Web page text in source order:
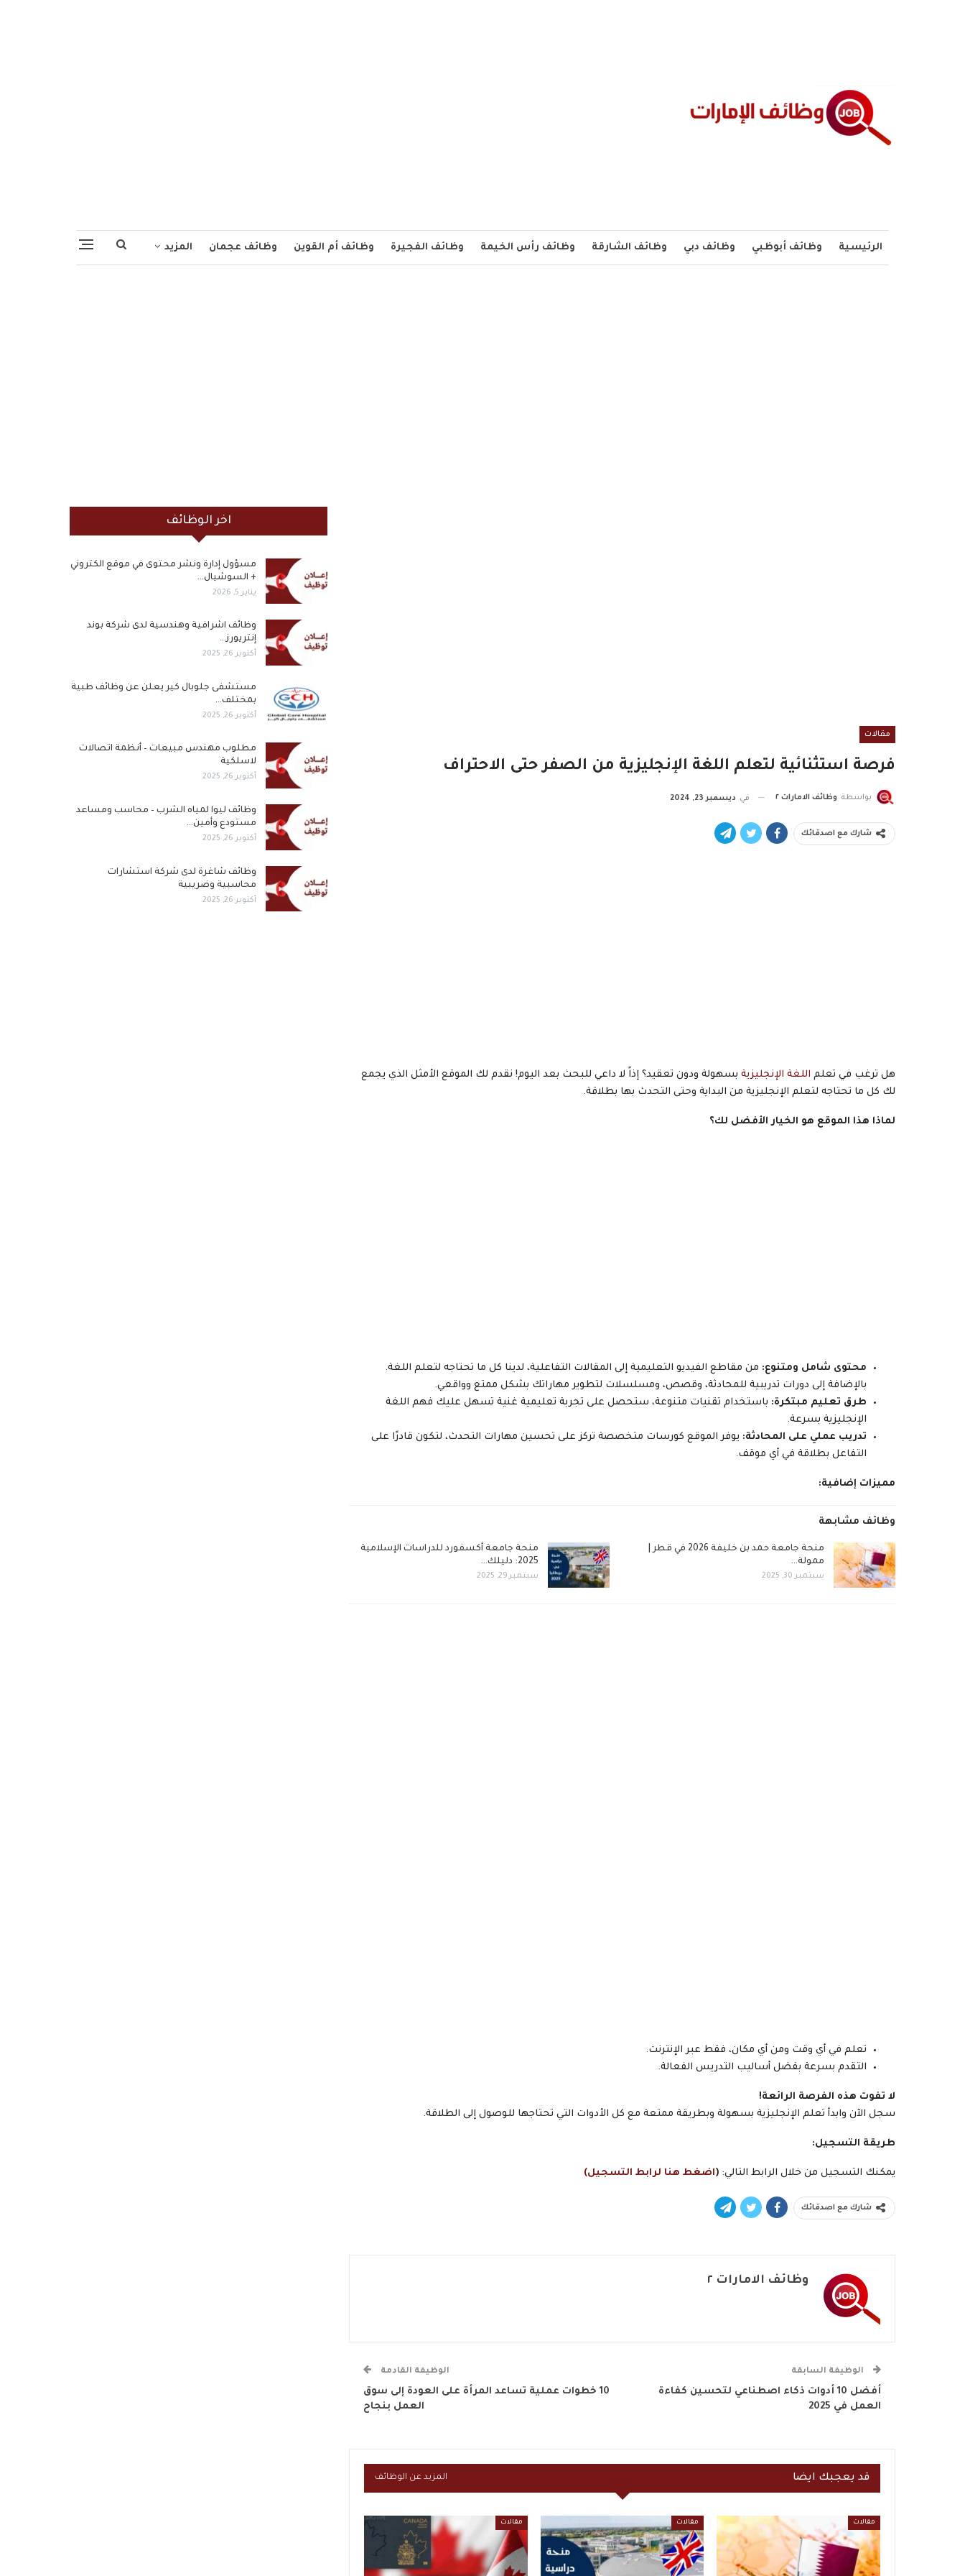
الرئيسية وظائف أبوظبي وظائف دبي وظائف الشارقة وظائف رأس الخيمة وظائف الفجيرة وظائف أم القوين وظائف عجمان المزيد
مقالات
فرصة استثنائية لتعلم اللغة الإنجليزية من الصفر حتى الاحتراف
بواسطة وظائف الامارات ٢ في ديسمبر 23, 2024
شارك مع اصدقائك
هل ترغب في تعلم اللغة الإنجليزية بسهولة ودون تعقيد؟ إذاً لا داعي للبحث بعد اليوم! نقدم لك الموقع الأمثل الذي يجمع
لك كل ما تحتاجه لتعلم الإنجليزية من البداية وحتى التحدث بها بطلاقة.
لماذا هذا الموقع هو الخيار الأفضل لك؟
محتوى شامل ومتنوع: من مقاطع الفيديو التعليمية إلى المقالات التفاعلية، لدينا كل ما تحتاجه لتعلم اللغة.
بالإضافة إلى دورات تدريبية للمحادثة، وقصص، ومسلسلات لتطوير مهاراتك بشكل ممتع وواقعي.
طرق تعليم مبتكرة: باستخدام تقنيات متنوعة، ستحصل على تجربة تعليمية غنية تسهل عليك فهم اللغة
الإنجليزية بسرعة.
تدريب عملي على المحادثة: يوفر الموقع كورسات متخصصة تركز على تحسين مهارات التحدث، لتكون قادرًا على
التفاعل بطلاقة في أي موقف.
مميزات إضافية:
وظائف مشابهة
منحة جامعة حمد بن خليفة 2026 في قطر |
ممولة…
سبتمبر 30, 2025
منحة جامعة أكسفورد للدراسات الإسلامية
2025: دليلك…
سبتمبر 29, 2025
تعلم في أي وقت ومن أي مكان، فقط عبر الإنترنت.
التقدم بسرعة بفضل أساليب التدريس الفعالة.
لا تفوت هذه الفرصة الرائعة!
سجل الآن وابدأ تعلم الإنجليزية بسهولة وبطريقة ممتعة مع كل الأدوات التي تحتاجها للوصول إلى الطلاقة.
طريقة التسجيل:
يمكنك التسجيل من خلال الرابط التالي: (اضغط هنا لرابط التسجيل)
شارك مع اصدقائك
وظائف الامارات ٢
الوظيفة السابقة
أفضل 10 أدوات ذكاء اصطناعي لتحسين كفاءة
العمل في 2025
الوظيفة القادمة
10 خطوات عملية تساعد المرأة على العودة إلى سوق
العمل بنجاح
قد يعجبك ايضا المزيد عن الوظائف
مقالات مقالات مقالات
اخر الوظائف
مسؤول إدارة ونشر محتوى في موقع الكتروني
+ السوشيال…
يناير 5, 2026
وظائف اشرافية وهندسية لدى شركة بوند
إنتريورز…
أكتوبر 26, 2025
مستشفى جلوبال كير يعلن عن وظائف طبية
بمختلف…
أكتوبر 26, 2025
مطلوب مهندس مبيعات – أنظمة اتصالات
لاسلكية
أكتوبر 26, 2025
وظائف ليوا لمياه الشرب – محاسب ومساعد
مستودع وأمين…
أكتوبر 26, 2025
وظائف شاغرة لدى شركة استشارات
محاسبية وضريبية
أكتوبر 26, 2025